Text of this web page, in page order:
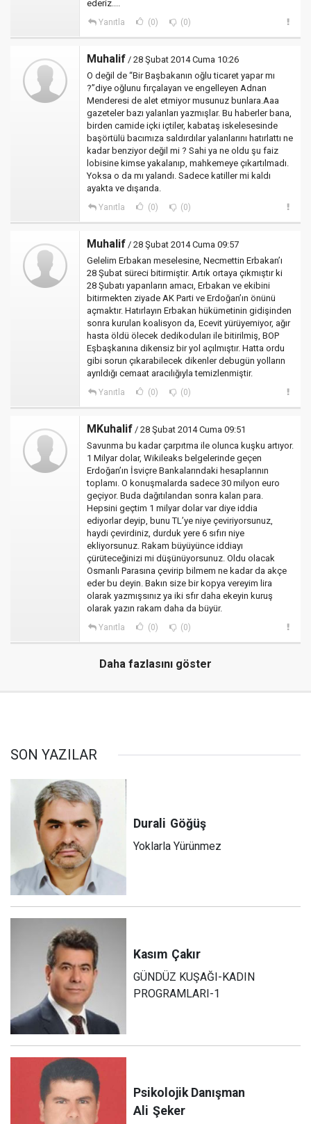
ederiz....
Yanıtla (0) (0)
Muhalif / 28 Şubat 2014 Cuma 10:26
O değil de “Bir Başbakanın oğlu ticaret yapar mı
?”diye oğlunu fırçalayan ve engelleyen Adnan
Menderesi de alet etmiyor musunuz bunlara.Aaa
gazeteler bazı yalanları yazmışlar. Bu haberler bana,
birden camide içki içtiler, kabataş iskelesesinde
başörtülü bacımıza saldırdılar yalanlarını hatırlattı ne
kadar benziyor değil mi ? Sahi ya ne oldu şu faiz
lobisine kimse yakalanıp, mahkemeye çıkartılmadı.
Yoksa o da mı yalandı. Sadece katiller mi kaldı
ayakta ve dışarıda.
Yanıtla (0) (0)
Muhalif / 28 Şubat 2014 Cuma 09:57
Gelelim Erbakan meselesine, Necmettin Erbakan’ı
28 Şubat süreci bitirmiştir. Artık ortaya çıkmıştır ki
28 Şubatı yapanların amacı, Erbakan ve ekibini
bitirmekten ziyade AK Parti ve Erdoğan’ın önünü
açmaktır. Hatırlayın Erbakan hükümetinin gidişinden
sonra kurulan koalisyon da, Ecevit yürüyemiyor, ağır
hasta öldü ölecek dedikoduları ile bitirilmiş, BOP
Eşbaşkanına dikensiz bir yol açılmıştır. Hatta ordu
gibi sorun çıkarabilecek dikenler debugün yolların
ayrıldığı cemaat aracılığıyla temizlenmiştir.
Yanıtla (0) (0)
MKuhalif / 28 Şubat 2014 Cuma 09:51
Savunma bu kadar çarpıtma ile olunca kuşku artıyor.
1 Milyar dolar, Wikileaks belgelerinde geçen
Erdoğan’ın İsviçre Bankalarındaki hesaplarının
toplamı. O konuşmalarda sadece 30 milyon euro
geçiyor. Buda dağıtılandan sonra kalan para.
Hepsini geçtim 1 milyar dolar var diye iddia
ediyorlar deyip, bunu TL’ye niye çeviriyorsunuz,
haydi çevirdiniz, durduk yere 6 sıfırı niye
ekliyorsunuz. Rakam büyüyünce iddiayı
çürüteceğinizi mi düşünüyorsunuz. Oldu olacak
Osmanlı Parasına çevirip bilmem ne kadar da akçe
eder bu deyin. Bakın size bir kopya vereyim lira
olarak yazmışsınız ya iki sfır daha ekeyin kuruş
olarak yazın rakam daha da büyür.
Yanıtla (0) (0)
Daha fazlasını göster
SON YAZILAR
Durali Göğüş
Yoklarla Yürünmez
Kasım Çakır
GÜNDÜZ KUŞAĞI-KADIN
PROGRAMLARI-1
Psikolojik Danışman
Ali Şeker